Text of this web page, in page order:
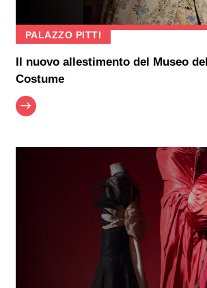
PALAZZO PITTI
Il nuovo allestimento del Museo
Costume